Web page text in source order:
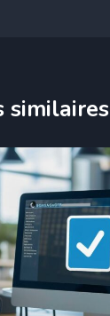
similaires